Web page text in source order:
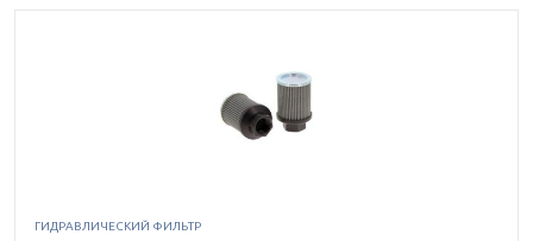
HEK0220279ASMI025VMB17
HEK0220280ASFG010VMB17
ГИДРАВЛИЧЕСКИЙ ФИЛЬТР